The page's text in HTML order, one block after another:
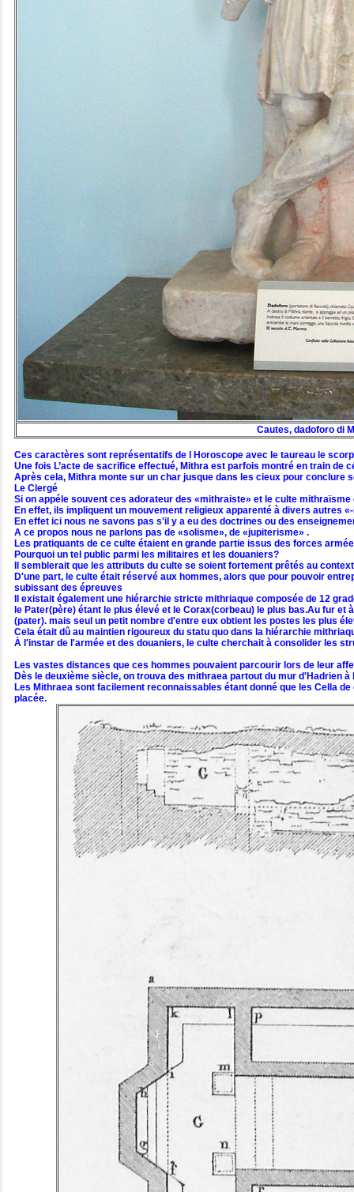
Cautes, dadoforo di
Ces caractères sont représentatifs de l Horoscope avec le taureau le
Une fois L’acte de sacrifice effectué, Mithra est parfois montré en train de
Après cela, Mithra monte sur un char jusque dans les cieux pour conclure
Le Clergé
Si on appéle souvent ces adorateur des «mithraiste» et le culte
En effet, ils impliquent un mouvement religieux apparenté à divers autres
En effet ici nous ne savons pas s'il y a eu des doctrines ou des
A ce propos nous ne parlons pas de «solisme», de «jupiterisme» .
Les pratiquants de ce culte étaient en grande partie issus des forces
Pourquoi un tel public parmi les militaires et les douaniers?
Il semblerait que les attributs du culte se soient fortement prêtés au
D'une part, le culte était réservé aux hommes, alors que pour pouvoir
subissant des épreuves
Il existait également une hiérarchie stricte mithriaque composée de 12
le Pater(père) étant le plus élevé et le Corax(corbeau) le plus bas.Au fur
(pater). mais seul un petit nombre d'entre eux obtient les postes les plus
Cela était dû au maintien rigoureux du statu quo dans la hiérarchie
À l'instar de l'armée et des douaniers, le culte cherchait à consolider les
Les vastes distances que ces hommes pouvaient parcourir lors de leur
Dès le deuxième siècle, on trouva des mithraea partout du mur d'Hadrien à
Les Mithraea sont facilement reconnaissables étant donné que les Cella de
placée.